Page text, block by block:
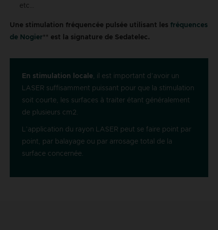
etc…
Une stimulation fréquencée pulsée utilisant les fréquences
de Nogier** est la signature de Sedatelec.
En stimulation locale, il est important d’avoir un
LASER suffisamment puissant pour que la stimulation
soit courte, les surfaces à traiter étant généralement
de plusieurs cm2.
L’application du rayon LASER peut se faire point par
point, par balayage ou par arrosage total de la
surface concernée.